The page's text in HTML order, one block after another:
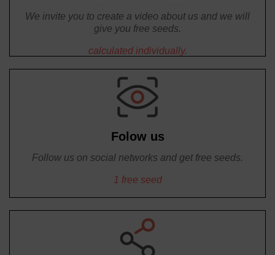
We invite you to create a video about us and we will
give you free seeds.
calculated individually.
Folow us
Follow us on social networks and get free seeds.
1 free seed